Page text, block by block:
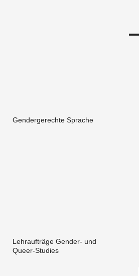
Gendergerechte Sprache
Lehraufträge Gender- und
Queer-Studies